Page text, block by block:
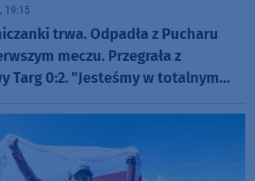
19:15
trwa. Odpadła z Pucharu
meczu. Przegrała z
Targ 0:2. "Jesteśmy w totalnym